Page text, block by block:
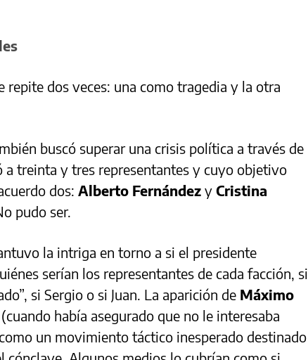
repite dos veces: una como tragedia y la otra
buscó superar una crisis política a través de
a treinta y tres representantes y cuyo objetivo
dos: Alberto Fernández y Cristina
pudo ser.
la intriga en torno a si el presidente
serían los representantes de cada facción, si
si Sergio o si Juan. La aparición de Máximo
había asegurado que no le interesaba
un movimiento táctico inesperado destinado